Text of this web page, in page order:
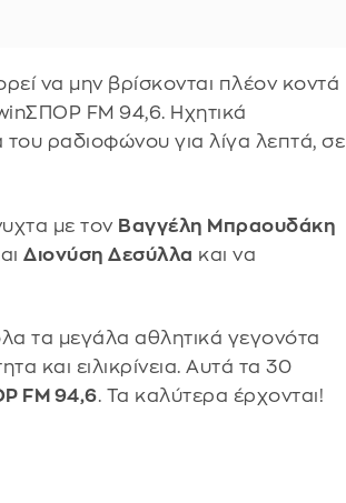
να μην βρίσκονται πλέον κοντά
FM 94,6. Ηχητικά
ραδιοφώνου για λίγα λεπτά, σε
με τον Βαγγέλη Μπραουδάκη
Διονύση Δεσύλλα και να
τα μεγάλα αθλητικά γεγονότα
και ειλικρίνεια. Αυτά τα 30
FM 94,6. Τα καλύτερα έρχονται!